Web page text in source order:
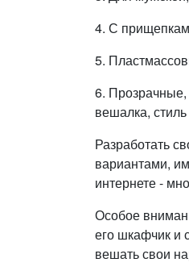
4. С
5.
6.
вешалка,
Разработать
вариантами,
интернете -
Особое
его шкафчик и
вешать свои